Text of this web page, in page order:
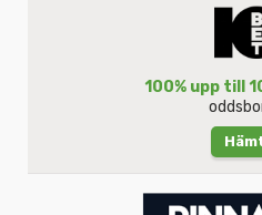
100% upp till